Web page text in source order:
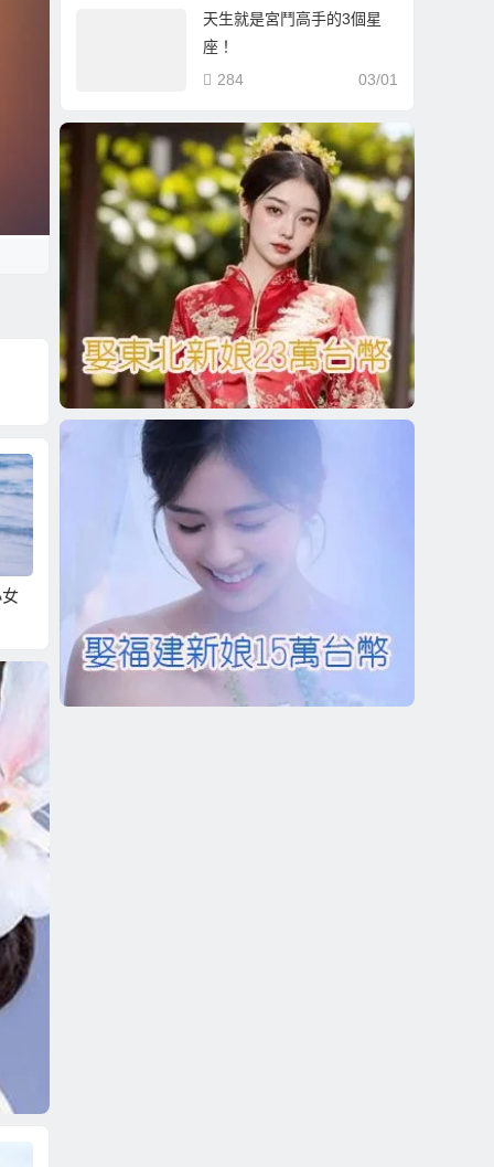
怎樣追女友？現在女
生真的難追嗎？
天生就是宮鬥高手的3個星
座！
03/01
284